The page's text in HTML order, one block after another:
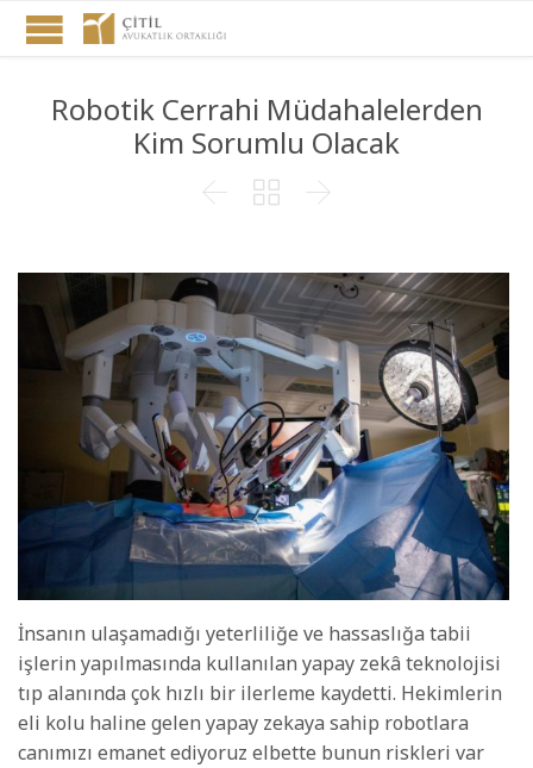
Robotik Cerrahi Müdahalelerden
Kim Sorumlu Olacak
  
İnsanın ulaşamadığı yeterliliğe ve hassaslığa tabii
işlerin yapılmasında kullanılan yapay zekâ teknolojisi
tıp alanında çok hızlı bir ilerleme kaydetti. Hekimlerin
eli kolu haline gelen yapay zekaya sahip robotlara
canımızı emanet ediyoruz elbette bunun riskleri var